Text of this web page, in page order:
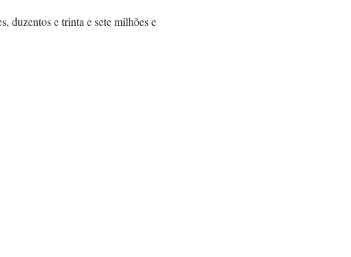
duzentos e trinta e sete milhões e